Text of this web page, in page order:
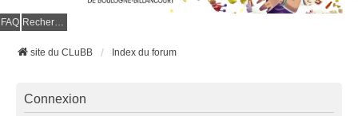
FAQ Rechercher
site du CLuBB Index du forum
Connexion